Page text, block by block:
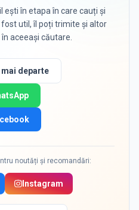
ești în etapa în care cauți și
util, îl poți trimite și altor
aceeași căutare.
departe
noutăți și recomandări:
Instagram